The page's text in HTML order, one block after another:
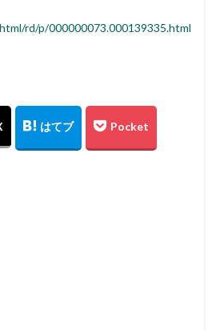
rd/p/000000073.000139335.html